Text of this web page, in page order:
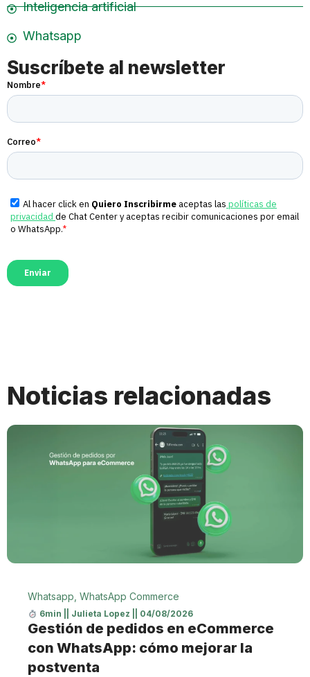
Inteligencia artificial
Whatsapp
Suscríbete al newsletter
Noticias relacionadas
Whatsapp, WhatsApp Commerce
6min Julieta Lopez 04/08/2026
Gestión de pedidos en eCommerce
con WhatsApp: cómo mejorar la
postventa